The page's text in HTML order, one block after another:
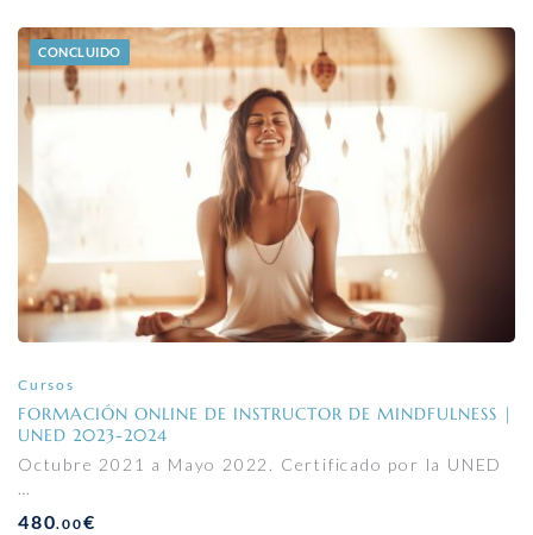
CONCLUIDO
Cursos
FORMACIÓN ONLINE DE INSTRUCTOR DE MINDFULNESS |
UNED 2023-2024
Octubre 2021 a Mayo 2022. Certificado por la UNED
…
480.00€